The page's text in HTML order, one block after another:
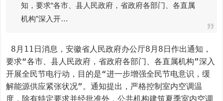
知，要求“各市、县人民政府，省政府各部门、各直属
机构”深入开…
要求“各市、县人民政府，省政府各部门、各直属机构”深入
开展全民节电行动，目的是“进一步增强全民节电意识，缓
解能源供应紧张状况”。通知提出，严格控制室内空调温
度，除有特定要求并经批准外，公共机构建筑夏季室内空调